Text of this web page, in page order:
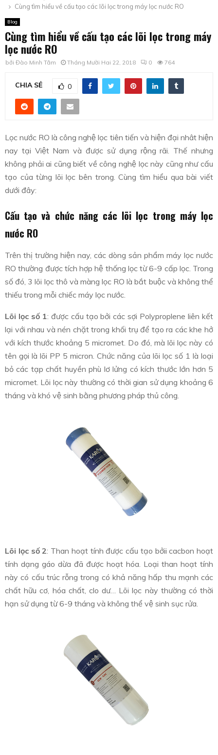
Cùng tìm hiểu về cấu tạo các lõi lọc trong máy lọc nước RO
Blog
Cùng tìm hiểu về cấu tạo các lõi lọc trong máy
lọc nước RO
bởi Đào Minh Tâm Tháng Mười Hai 22, 2018 0 764
CHIA SẺ 0
Lọc nước RO là công nghệ lọc tiên tiến và hiện đại nhât hiện
nay tại Việt Nam và được sử dụng rộng rãi. Thế nhưng
không phải ai cũng biết về công nghệ lọc này cũng như cấu
tạo của từng lõi lọc bên trong. Cùng tìm hiểu qua bài viết
dưới đây:
Cấu tạo và chức năng các lõi lọc trong máy lọc
nước RO
Trên thị trường hiện nay, các dòng sản phẩm máy lọc nước
RO thường được tích hợp hệ thống lọc từ 6-9 cấp lọc. Trong
số đó, 3 lõi lọc thô và màng lọc RO là bắt buộc và không thể
thiếu trong mỗi chiếc máy lọc nước.
Lõi lọc số 1: được cấu tạo bởi các sợi Polyproplene liên kết
lại với nhau và nén chặt trong khối trụ để tạo ra các khe hở
với kích thước khoảng 5 micromet. Do đó, mà lõi lọc này có
tên gọi là lõi PP 5 micron. Chức năng của lõi lọc số 1 là loại
bỏ các tạp chất huyền phù lơ lửng có kích thước lớn hơn 5
micromet. Lõi lọc này thường có thời gian sử dụng khoảng 6
tháng và khó vệ sinh bằng phương pháp thủ công.
Lõi lọc số 2: Than hoạt tính được cấu tạo bởii cacbon hoạt
tính dạng gáo dừa đã được hoạt hóa. Loại than hoạt tính
này có cấu trúc rỗng trong có khả năng hấp thu mạnh các
chất hữu cơ, hóa chất, clo dư… Lõi lọc này thường có thời
hạn sử dụng từ 6-9 tháng và không thể vệ sinh sục rửa.